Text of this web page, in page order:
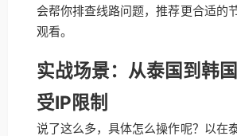
会帮你排查线路问题，推荐更合适的
观看。
实战场景：从泰国到韩
受IP限制
说了这么多，具体怎么操作呢？以在